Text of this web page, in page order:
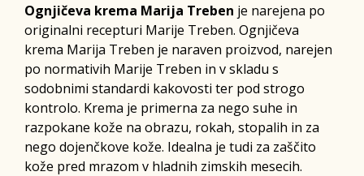
Ognjičeva krema Marija Treben je narejena po
originalni recepturi Marije Treben. Ognjičeva
krema Marija Treben je naraven proizvod, narejen
po normativih Marije Treben in v skladu s
sodobnimi standardi kakovosti ter pod strogo
kontrolo. Krema je primerna za nego suhe in
razpokane kože na obrazu, rokah, stopalih in za
nego dojenčkove kože. Idealna je tudi za zaščito
kože pred mrazom v hladnih zimskih mesecih.